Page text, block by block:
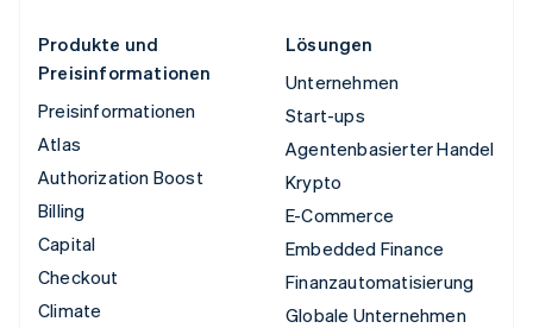
Produkte und
Preisinformationen
Preisinformationen
Atlas
Authorization Boost
Billing
Capital
Checkout
Climate
Lösungen
Unternehmen
Start-ups
Agentenbasierter Handel
Krypto
E-Commerce
Embedded Finance
Finanzautomatisierung
Globale Unternehmen